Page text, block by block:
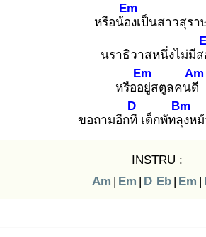
หรือน้อง
Em
เป็นสาวสุรา
นราธิวาสหนึ่งไม่มีส
หรืออยู่
Em
สตูลคนดี
Am
ขอถามอีกที
D
เด็กพัทลุง
Bm
หม้
INSTRU :
Am | Em | D Eb | Em |